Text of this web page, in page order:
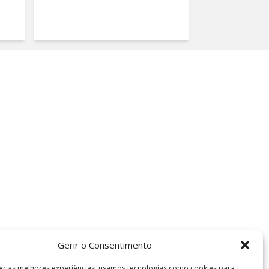
Gerir o Consentimento